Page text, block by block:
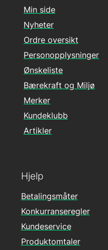
Hjelp
Betalingsmåter
Konkurranseregler
Kundeservice
Produktomtaler
Min side
Nyheter
Ordre oversikt
Personopplysninger
Ønskeliste
Bærekraft og Miljø
Merker
Kundeklubb
Artikler